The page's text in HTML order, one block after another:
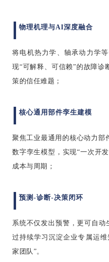
物理机理与AI深度融合
将电机热力学、轴承动力学
现“可解释、可信赖”的故障诊
策的信任难题 ；
核心通用部件孪生建模
聚焦工业最通用的核心动力部
数字孪生模型，实现“一次开
成本与周期；
预测-诊断-决策闭环
系统不仅发出预警，更可自动
过持续学习沉淀企业专属运
家团队”。